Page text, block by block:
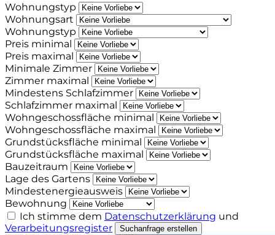
Wohnungstyp
Wohnungsart
Wohnungstyp
Preis minimal
Preis maximal
Minimale Zimmer
Zimmer maximal
Mindestens Schlafzimmer
Schlafzimmer maximal
Wohngeschossfläche minimal
Wohngeschossfläche maximal
Grundstücksfläche minimal
Grundstücksfläche maximal
Bauzeitraum
Lage des Gartens
Mindestenergieausweis
Bewohnung
Ich stimme dem Datenschutzerklärung und
Verarbeitungsregister
Suchanfrage erstellen